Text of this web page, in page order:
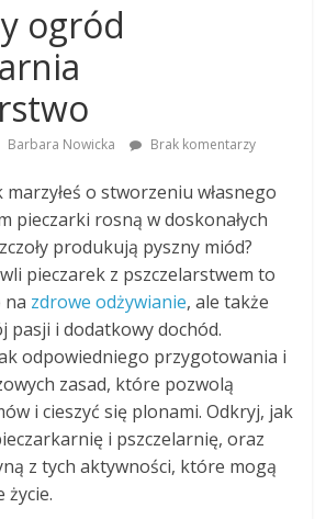
ogród
Barbara Nowicka Brak komentarzy
o stworzeniu własnego
pieczarki rosną w doskonałych
produkują pyszny miód?
pieczarek z pszczelarstwem to
na zdrowe odżywianie, ale także
pasji i dodatkowy dochód.
odpowiedniego przygotowania i
zasad, które pozwolą
i cieszyć się plonami. Odkryj, jak
i pszczelarnię, oraz
z tych aktywności, które mogą
życie.